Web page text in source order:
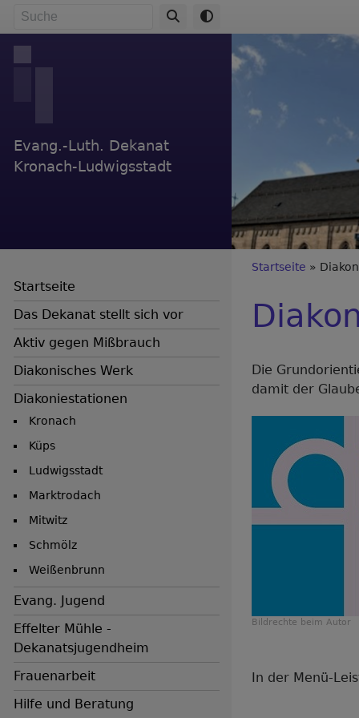
Direkt
Inhalt
Evang.-Luth. Dekanat
Kronach-Ludwigsstadt
Startseite
Das Dekanat stellt sich vor
Aktiv gegen Mißbrauch
Diakonisches Werk
Diakoniestationen
Kronach
Küps
Ludwigsstadt
Marktrodach
Mitwitz
Schmölz
Weißenbrunn
Evang. Jugend
Effelter Mühle -
Dekanatsjugendheim
Frauenarbeit
Hilfe und Beratung
Startseite
Die
damit der
Bildrechte beim Autor
In der Menü-